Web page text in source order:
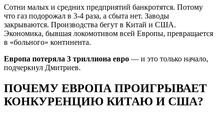
Сотни малых и средних предприятий банкротятся. Потому
что газ подорожал в 3-4 раза, а сбыта нет. Заводы
закрываются. Производства бегут в Китай и США.
Экономика, бывшая локомотивом всей Европы, превращается
в «больного» континента.
Европа потеряла 3 триллиона евро — и это только начало,
подчеркнул Дмитриев.
ПОЧЕМУ ЕВРОПА ПРОИГРЫВАЕТ
КОНКУРЕНЦИЮ КИТАЮ И США?